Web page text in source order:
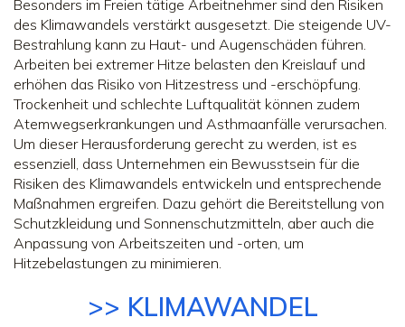
Besonders im Freien tätige Arbeitnehmer sind den Risiken
des Klimawandels verstärkt ausgesetzt. Die steigende UV-
Bestrahlung kann zu Haut- und Augenschäden führen.
Arbeiten bei extremer Hitze belasten den Kreislauf und
erhöhen das Risiko von Hitzestress und -erschöpfung.
Trockenheit und schlechte Luftqualität können zudem
Atemwegserkrankungen und Asthmaanfälle verursachen.
Um dieser Herausforderung gerecht zu werden, ist es
essenziell, dass Unternehmen ein Bewusstsein für die
Risiken des Klimawandels entwickeln und entsprechende
Maßnahmen ergreifen. Dazu gehört die Bereitstellung von
Schutzkleidung und Sonnenschutzmitteln, aber auch die
Anpassung von Arbeitszeiten und -orten, um
Hitzebelastungen zu minimieren.
>> KLIMAWANDEL